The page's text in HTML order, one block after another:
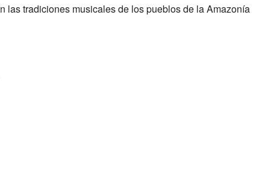
las tradiciones musicales de los pueblos de la Amazonía